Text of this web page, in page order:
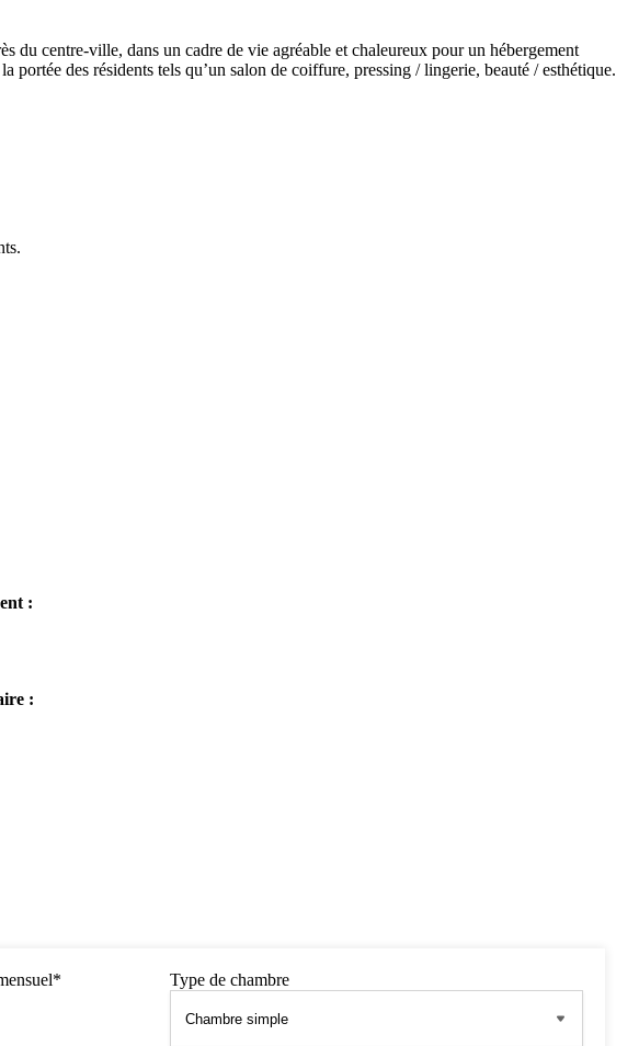
du centre-ville, dans un cadre de vie agréable et chaleureux pour un hébergement
portée des résidents tels qu’un salon de coiffure, pressing / lingerie, beauté / esthétique.
:
:
Type de chambre